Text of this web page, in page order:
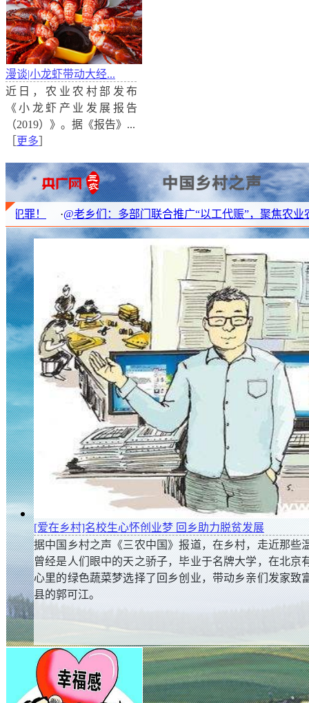
漫谈|国外世界级特色小镇的建设有哪些经验？
2016年起，住建部、国家发改委、财政部提出，到2020
特色、富有活力的休闲旅游、商贸物流、现代制造、教
丽宜居等特色小镇。政策驱动下，这些年我们看到，
炉，有的重金打造了乡村美景，有的挖掘历史强调农耕
漫谈|超八成新虾农亏本 想挣钱需科学养殖
近日，农业农村部发布《小龙虾产业发展报告（2019
算，小龙虾产业总产值达3690亿元，同比增长37.5%。
发展，越来越多的人加入到“养虾大军”，但也有不少虾
漫谈|小龙虾带动大经...
近日，农业农村部发布
《小龙虾产业发展报告
（2019）》。据《报告》...
更多
老乡们：多部门联合推广“以工代赈”，聚焦农业农村五大领域
[爱在乡村]名校生心怀创业梦 回乡助力脱贫发展
据中国乡村之声《三农中国》报道，在乡村，走近那些
曾经是人们眼中的天之骄子，毕业于名牌大学，在北京
心里的绿色蔬菜梦选择了回乡创业，带动乡亲们发家致
县的郭可江。